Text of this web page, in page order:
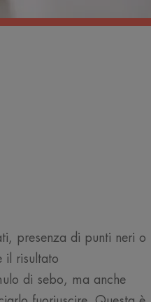
presenza di punti neri o
il risultato
di sebo, ma anche